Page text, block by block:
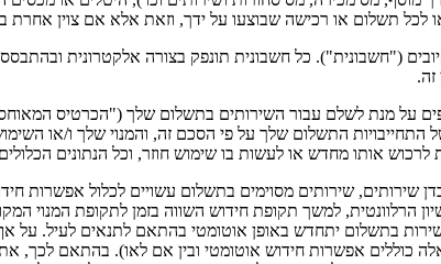
לכל תשלום או רכישה שבוצעו על ידך, וזאת אלא אם צוין אחרת
("חשבונית"). כל חשבונית תונפק בצורה אלקטרונית
על מנת לשלם עבור השירותים בתשלום שלך ("הכרטיס
התשלום שלך על פי הסכם זה, והמנוי שלך ו/או
אותו מחדש או לעשות בו שימוש חוזר, וכל הנתונים
שירותים, שירותים מסוימים בתשלום עשויים לכלול
הרלוונטית, למשך תקופת חידוש השווה בזמן לתקופת המנוי
בתשלום יתחדש באופן אוטומטי בהתאם לתנאים לעיל.
אפשרות חידוש אוטומטי ובין אם לאו). בהתאם לכך,